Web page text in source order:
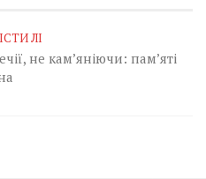
ЛІ
не кам’яніючи: пам’яті